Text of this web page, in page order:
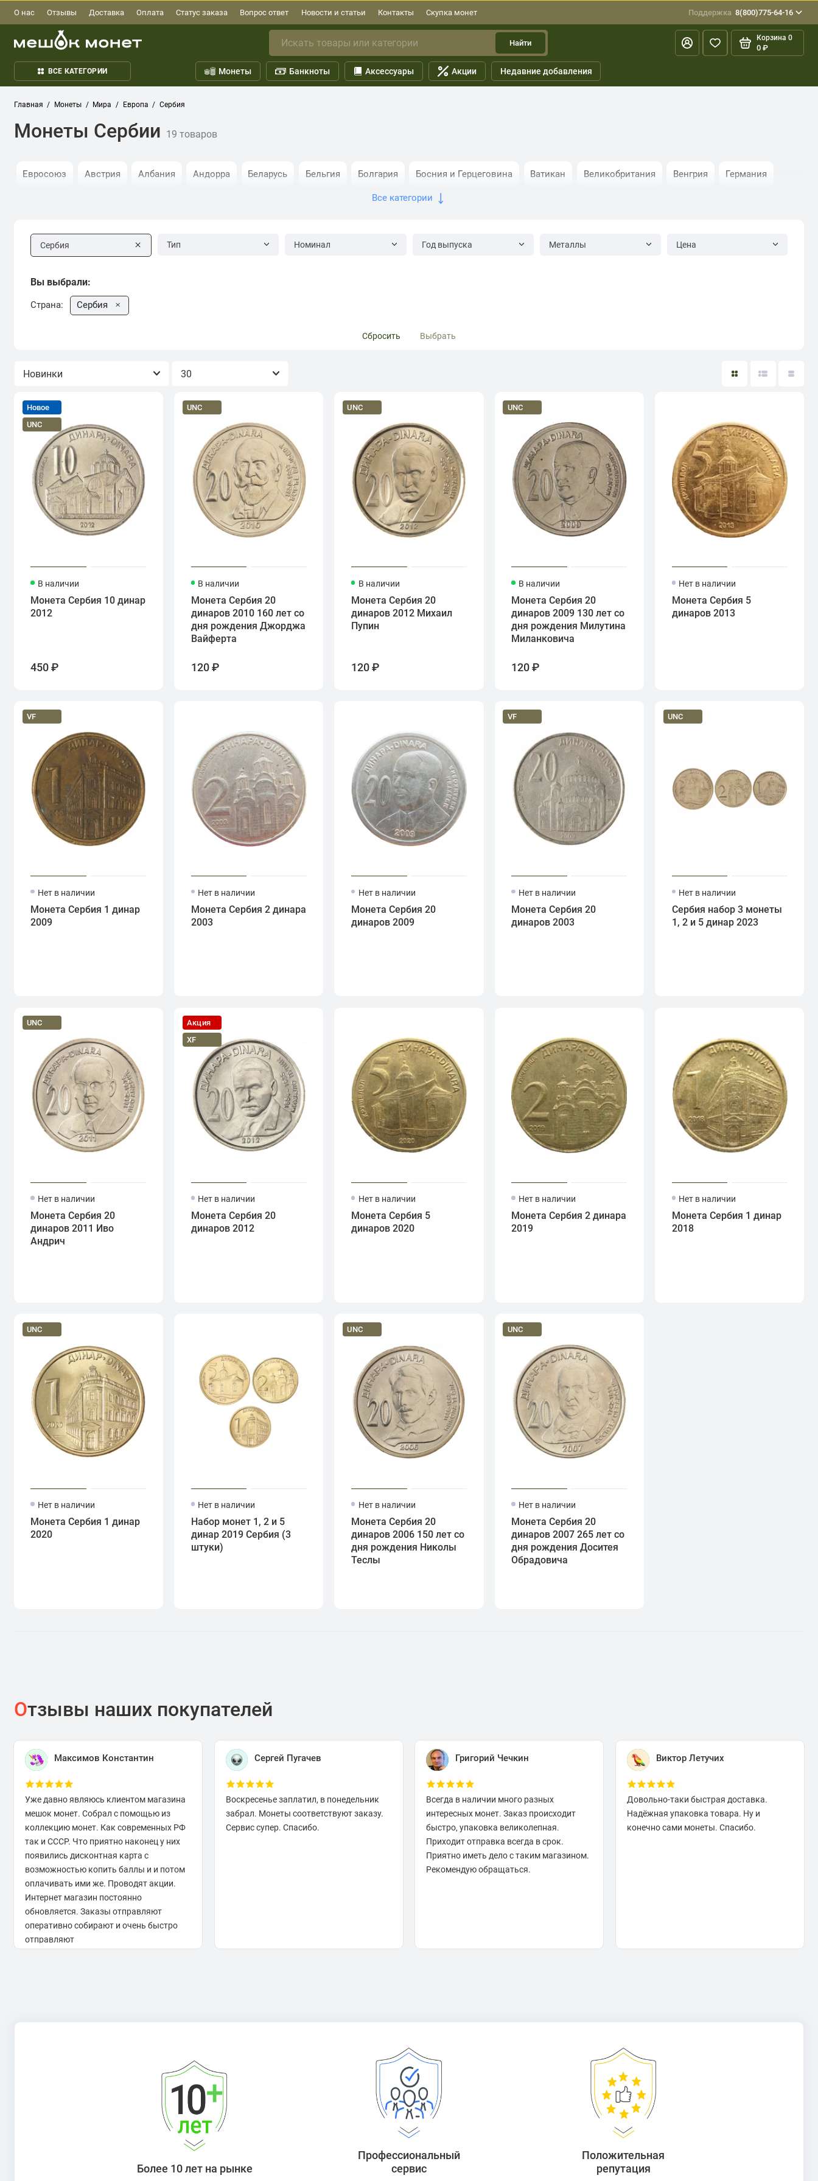
О нас Отзывы Доставка Оплата Статус заказа Вопрос ответ Новости и статьи Контакты Скупка монет Поддержка 8(800)775-64-16
Найти
Корзина 0
0 ₽
ВСЕ КАТЕГОРИИ Монеты Банкноты Аксессуары Акции Недавние добавления
Главная Монеты Мира Европа Сербия
Монеты Сербии 19 товаров
Евросоюз Австрия Албания Андорра Беларусь Бельгия Болгария Босния и Герцеговина Ватикан Великобритания Венгрия Германия
Литва Люксембург
Польша Португалия Приднестровье
Все категории
Сербия Тип Номинал Год выпуска Металлы Цена
Вы выбрали:
Страна: Сербия
Сбросить Выбрать
Новое
UNC
В наличии
Монета Сербия 10 динар
2012
450 ₽
UNC
В наличии
Монета Сербия 20
динаров 2010 160 лет со
дня рождения Джорджа
Вайферта
120 ₽
UNC
В наличии
Монета Сербия 20
динаров 2012 Михаил
Пупин
120 ₽
UNC
В наличии
Монета Сербия 20
динаров 2009 130 лет со
дня рождения Милутина
Миланковича
120 ₽
Нет в наличии
Монета Сербия 5
динаров 2013
VF
Нет в наличии
Монета Сербия 1 динар
2009
Нет в наличии
Монета Сербия 2 динара
2003
Нет в наличии
Монета Сербия 20
динаров 2009
VF
Нет в наличии
Монета Сербия 20
динаров 2003
UNC
Нет в наличии
Сербия набор 3 монеты
1, 2 и 5 динар 2023
UNC
Нет в наличии
Монета Сербия 20
динаров 2011 Иво
Андрич
Акция
XF
Нет в наличии
Монета Сербия 20
динаров 2012
Нет в наличии
Монета Сербия 5
динаров 2020
Нет в наличии
Монета Сербия 2 динара
2019
Нет в наличии
Монета Сербия 1 динар
2018
UNC
Нет в наличии
Монета Сербия 1 динар
2020
Нет в наличии
Набор монет 1, 2 и 5
динар 2019 Сербия (3
штуки)
UNC
Нет в наличии
Монета Сербия 20
динаров 2006 150 лет со
дня рождения Николы
Теслы
UNC
Нет в наличии
Монета Сербия 20
динаров 2007 265 лет со
дня рождения Доситея
Обрадовича
Отзывы наших покупателей
Максимов Константин
Уже давно являюсь клиентом магазина
мешок монет. Собрал с помощью из
коллекцию монет. Как современных РФ
так и СССР. Что приятно наконец у них
появились дисконтная карта с
возможностью копить баллы и и потом
оплачивать ими же. Проводят акции.
Интернет магазин постоянно
обновляется. Заказы отправляют
оперативно собирают и очень быстро
отправляют
Сергей Пугачев
Воскресенье заплатил, в понедельник
забрал. Монеты соответствуют заказу.
Сервис супер. Спасибо.
Григорий Чечкин
Всегда в наличии много разных
интересных монет. Заказ происходит
быстро, упаковка великолепная.
Приходит отправка всегда в срок.
Приятно иметь дело с таким магазином.
Рекомендую обращаться.
Виктор Летучих
Довольно-таки быстрая доставка.
Надёжная упаковка товара. Ну и
конечно сами монеты. Спасибо.
Более 10 лет на рынке
Профессиональный
сервис
Положительная
репутация